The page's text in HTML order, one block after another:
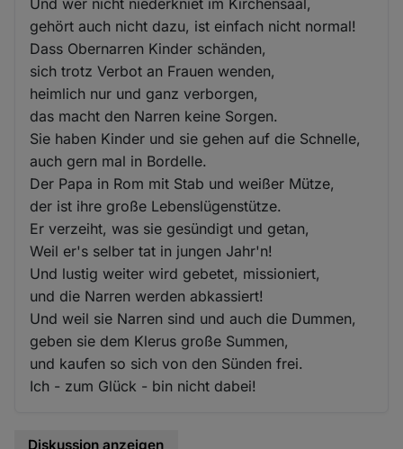
gehört auch nicht dazu, ist einfach nicht normal!
Dass Obernarren Kinder schänden,
sich trotz Verbot an Frauen wenden,
heimlich nur und ganz verborgen,
das macht den Narren keine Sorgen.
Sie haben Kinder und sie gehen auf die Schnelle,
auch gern mal in Bordelle.
Der Papa in Rom mit Stab und weißer Mütze,
der ist ihre große Lebenslügenstütze.
Er verzeiht, was sie gesündigt und getan,
Weil er's selber tat in jungen Jahr'n!
Und lustig weiter wird gebetet, missioniert,
und die Narren werden abkassiert!
Und weil sie Narren sind und auch die Dummen,
geben sie dem Klerus große Summen,
und kaufen so sich von den Sünden frei.
Ich - zum Glück - bin nicht dabei!
Diskussion anzeigen